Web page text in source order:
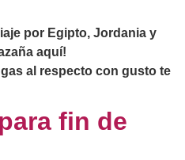
por Egipto, Jordania y
aquí!
al respecto con gusto te
fin de